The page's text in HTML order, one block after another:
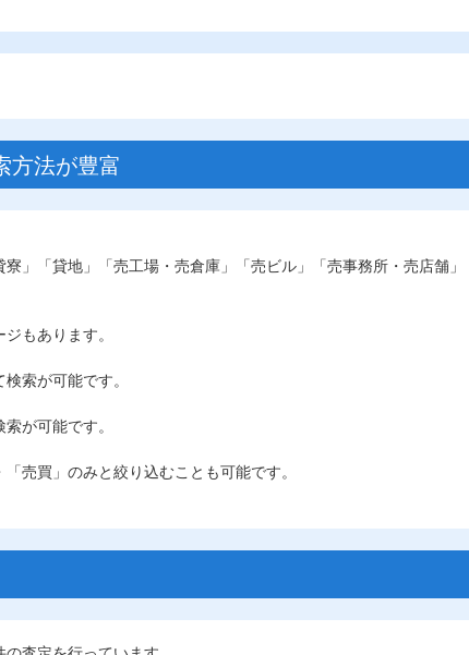
方法が豊富
」「貸地」「売工場・売倉庫」「売ビル」「売事務所・売店舗」
もあります。
索が可能です。
が可能です。
売買」のみと絞り込むことも可能です。